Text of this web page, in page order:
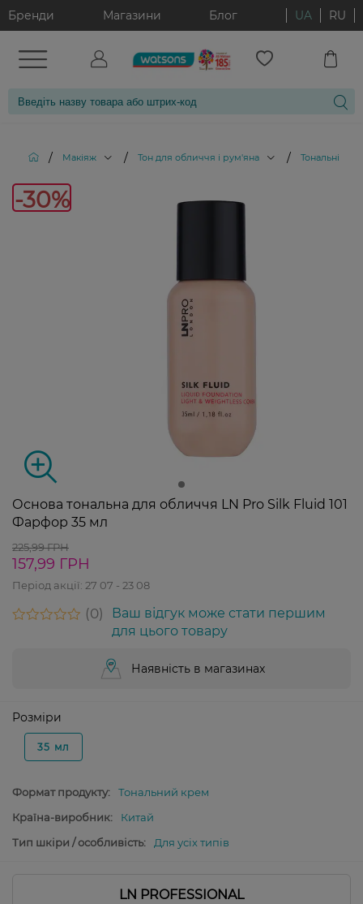
Бренди Магазини Блог UA RU
/ Макіяж / Тон для обличчя і рум'яна / Тональні
-30%
Основа тональна для обличчя LN Pro Silk Fluid 101
Фарфор 35 мл
225,99 ГРН
157,99 ГРН
Період акції: 27 07 - 23 08
0
Ваш відгук може стати першим
для цього товару
Наявність в магазинах
Розміри
35 мл
Формат продукту:
Тональний крем
Країна-виробник:
Китай
Тип шкіри / особливість:
Для усіх типів
LN PROFESSIONAL